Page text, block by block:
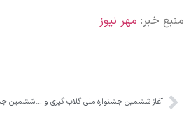
منبع خبر: مهر نیوز
آغاز ششمین جشنواره ملی گلاب گیری و سوغات اقوام ایرانی در کرج